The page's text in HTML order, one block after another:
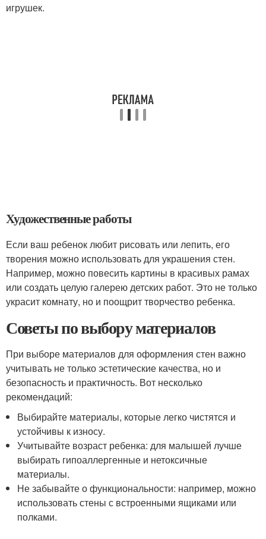
игрушек.
Художественные работы
Если ваш ребенок любит рисовать или лепить, его
творения можно использовать для украшения стен.
Например, можно повесить картины в красивых рамах
или создать целую галерею детских работ. Это не только
украсит комнату, но и поощрит творчество ребенка.
Советы по выбору материалов
При выборе материалов для оформления стен важно
учитывать не только эстетические качества, но и
безопасность и практичность. Вот несколько
рекомендаций:
Выбирайте материалы, которые легко чистятся и
устойчивы к износу.
Учитывайте возраст ребенка: для малышей лучше
выбирать гипоаллергенные и нетоксичные
материалы.
Не забывайте о функциональности: например, можно
использовать стены с встроенными ящиками или
полками.